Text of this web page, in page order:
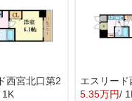
西宮北口第2
1K
エスリード
5.35万円/